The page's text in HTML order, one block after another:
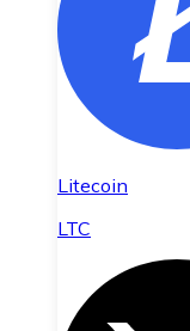
Litecoin
LTC